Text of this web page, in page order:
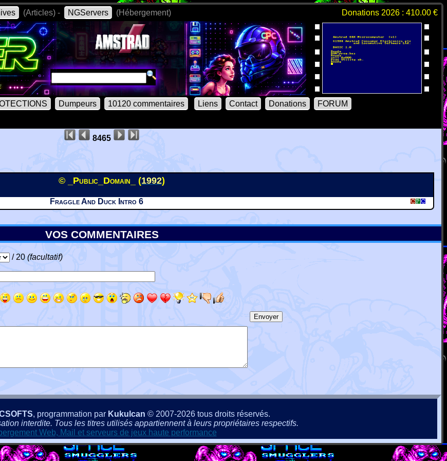
(Articles) - NGServers (Hébergement) Donations 2026 : 410.00 €
Dumpeurs 10120 commentaires Liens Contact Donations
FORUM
8465
© _Public_Domain_ (1992)
Fraggle And Duck Intro 6
VOS COMMENTAIRES
/ 20 (facultatif)
, programmation par Kukulcan © 2007-2026 tous droits réservés.
interdite. Tous les titres utilisés appartiennent à leurs propriétaires respectifs.
Web, Mail et serveurs de jeux haute performance